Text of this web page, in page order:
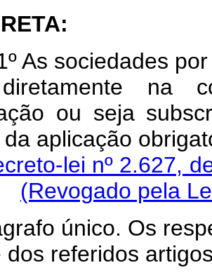
As sociedades
na
ou seja
aplicação
lei nº 2.627,
(Revogado pela
único. Os
dos referidos